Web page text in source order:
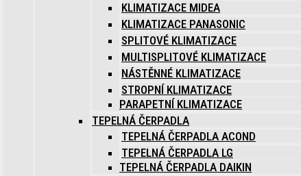
KLIMATIZACE MIDEA
KLIMATIZACE PANASONIC
SPLITOVÉ KLIMATIZACE
MULTISPLITOVÉ KLIMATIZACE
NÁSTĚNNÉ KLIMATIZACE
STROPNÍ KLIMATIZACE
PARAPETNÍ KLIMATIZACE
TEPELNÁ ČERPADLA
TEPELNÁ ČERPADLA ACOND
TEPELNÁ ČERPADLA LG
TEPELNÁ ČERPADLA DAIKIN